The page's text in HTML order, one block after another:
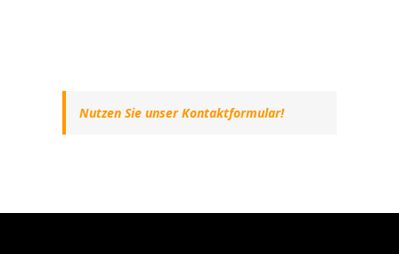
Nutzen Sie unser Kontaktformular!